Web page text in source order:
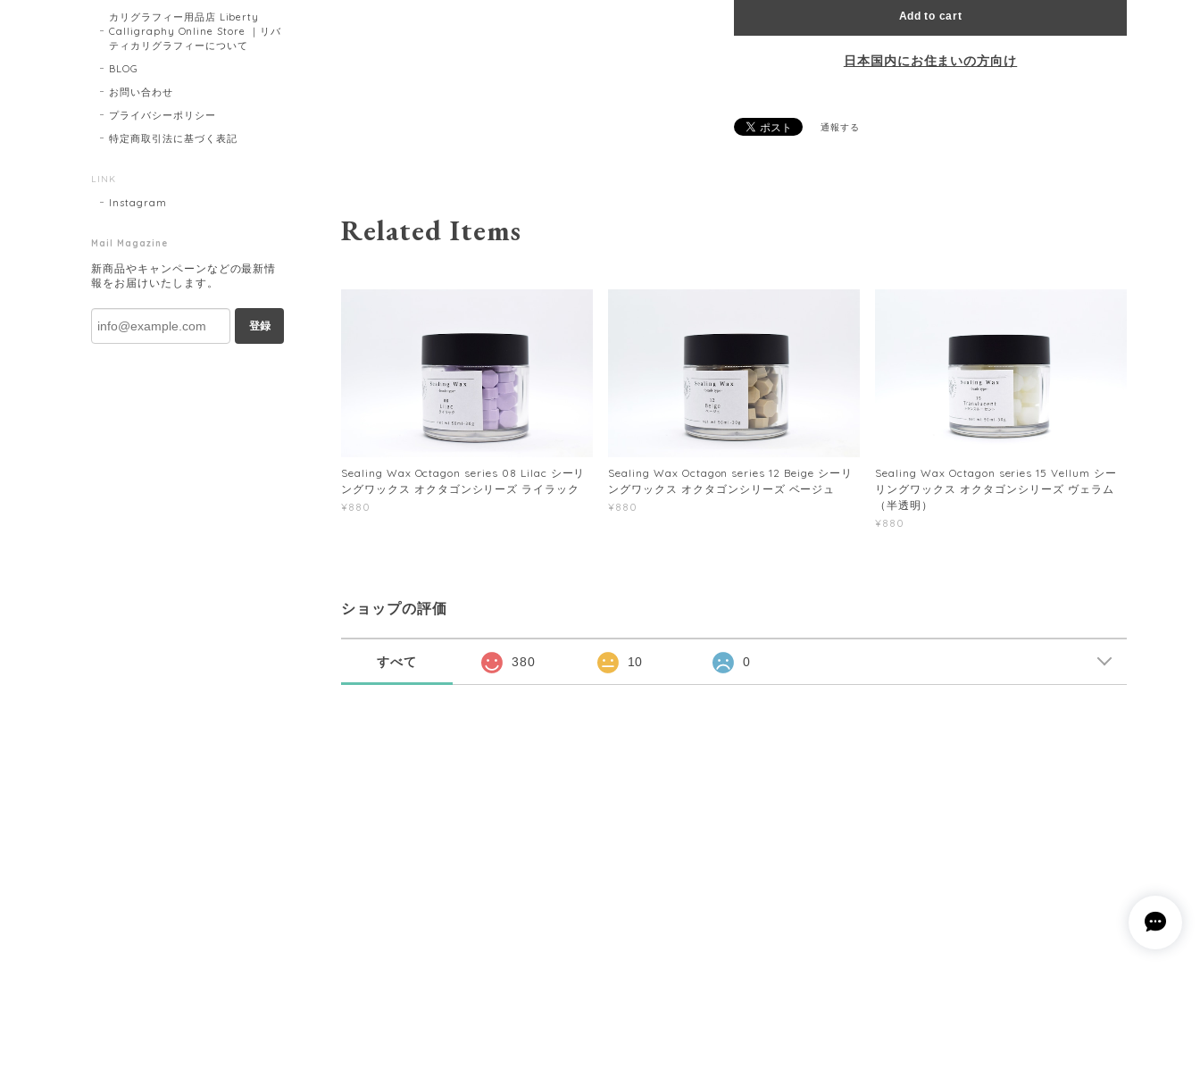
Add to cart
日本国内にお住まいの方向け
通報する
Related Items
Sealing Wax Octagon series 08 Lilac シーリ
ングワックス オクタゴンシリーズ ライラック
¥880
Sealing Wax Octagon series 12 Beige シーリ
ングワックス オクタゴンシリーズ ベージュ
¥880
Sealing Wax Octagon series 15 Vellum シー
リングワックス オクタゴンシリーズ ヴェラム
（半透明）
¥880
ショップの評価
すべて 380 10 0
カリグラフィー用品店 Liberty
Calligraphy Online Store ｜リバ
ティカリグラフィーについて
BLOG
お問い合わせ
プライバシーポリシー
特定商取引法に基づく表記
LINK
Instagram
Mail Magazine
新商品やキャンペーンなどの最新情
報をお届けいたします。
登録